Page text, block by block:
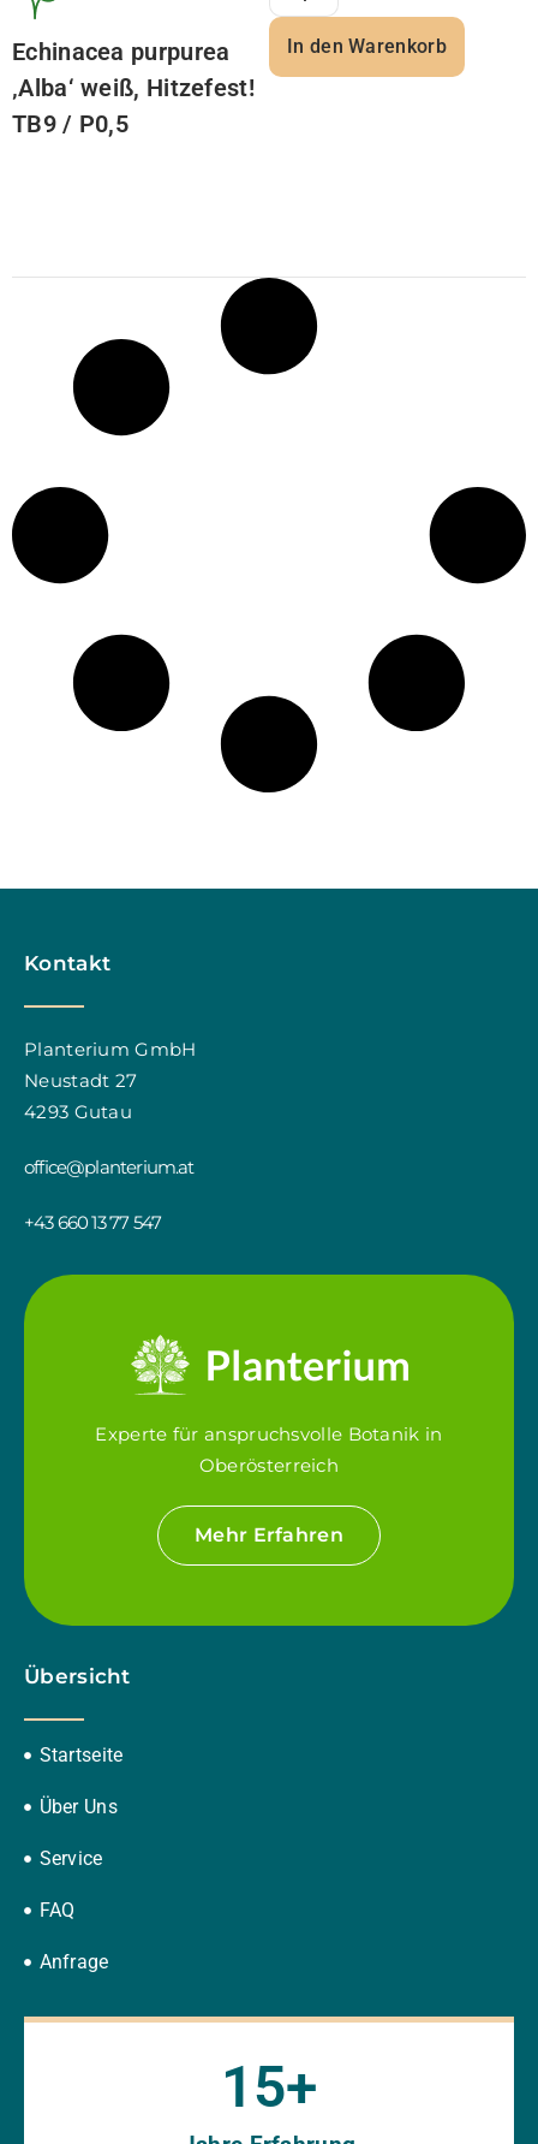
Echinacea purpurea
‚Alba‘ weiß, Hitzefest!
TB9 / P0,5
In den Warenkorb
Kontakt
Planterium GmbH
Neustadt 27
4293 Gutau
office@planterium.at
+43 660 13 77 547
Experte für anspruchsvolle Botanik in
Oberösterreich
Mehr Erfahren
Übersicht
Startseite
Über Uns
Service
FAQ
Anfrage
15+